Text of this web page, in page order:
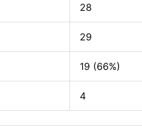
28
29
19 (66%)
4